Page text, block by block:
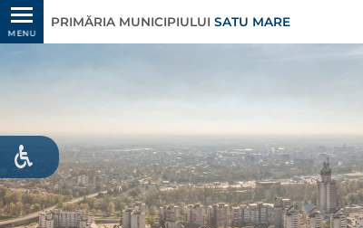
MENU
PRIMĂRIA MUNICIPIULUI SATU MARE